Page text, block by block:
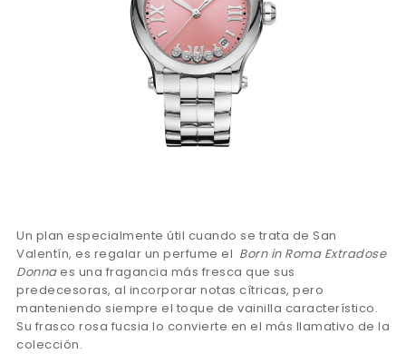
Un plan especialmente útil cuando se trata de San
Valentín, es regalar un perfume el Born in Roma Extradose
Donnaes una fragancia más fresca que sus
predecesoras, al incorporar notas cítricas, pero
manteniendo siempre el toque de vainilla característico.
Su frasco rosa fucsia lo convierte en el más llamativo de la
colección.